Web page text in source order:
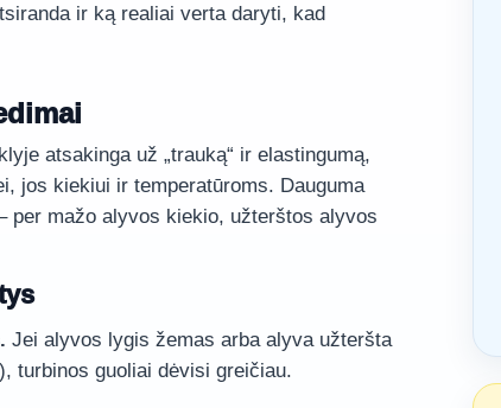
ir ką realiai verta daryti, kad
atsakinga už „trauką“ ir elastingumą,
jos kiekiui ir temperatūroms. Dauguma
per mažo alyvos kiekio, užterštos alyvos
Jei alyvos lygis žemas arba alyva užteršta
turbinos guoliai dėvisi greičiau.